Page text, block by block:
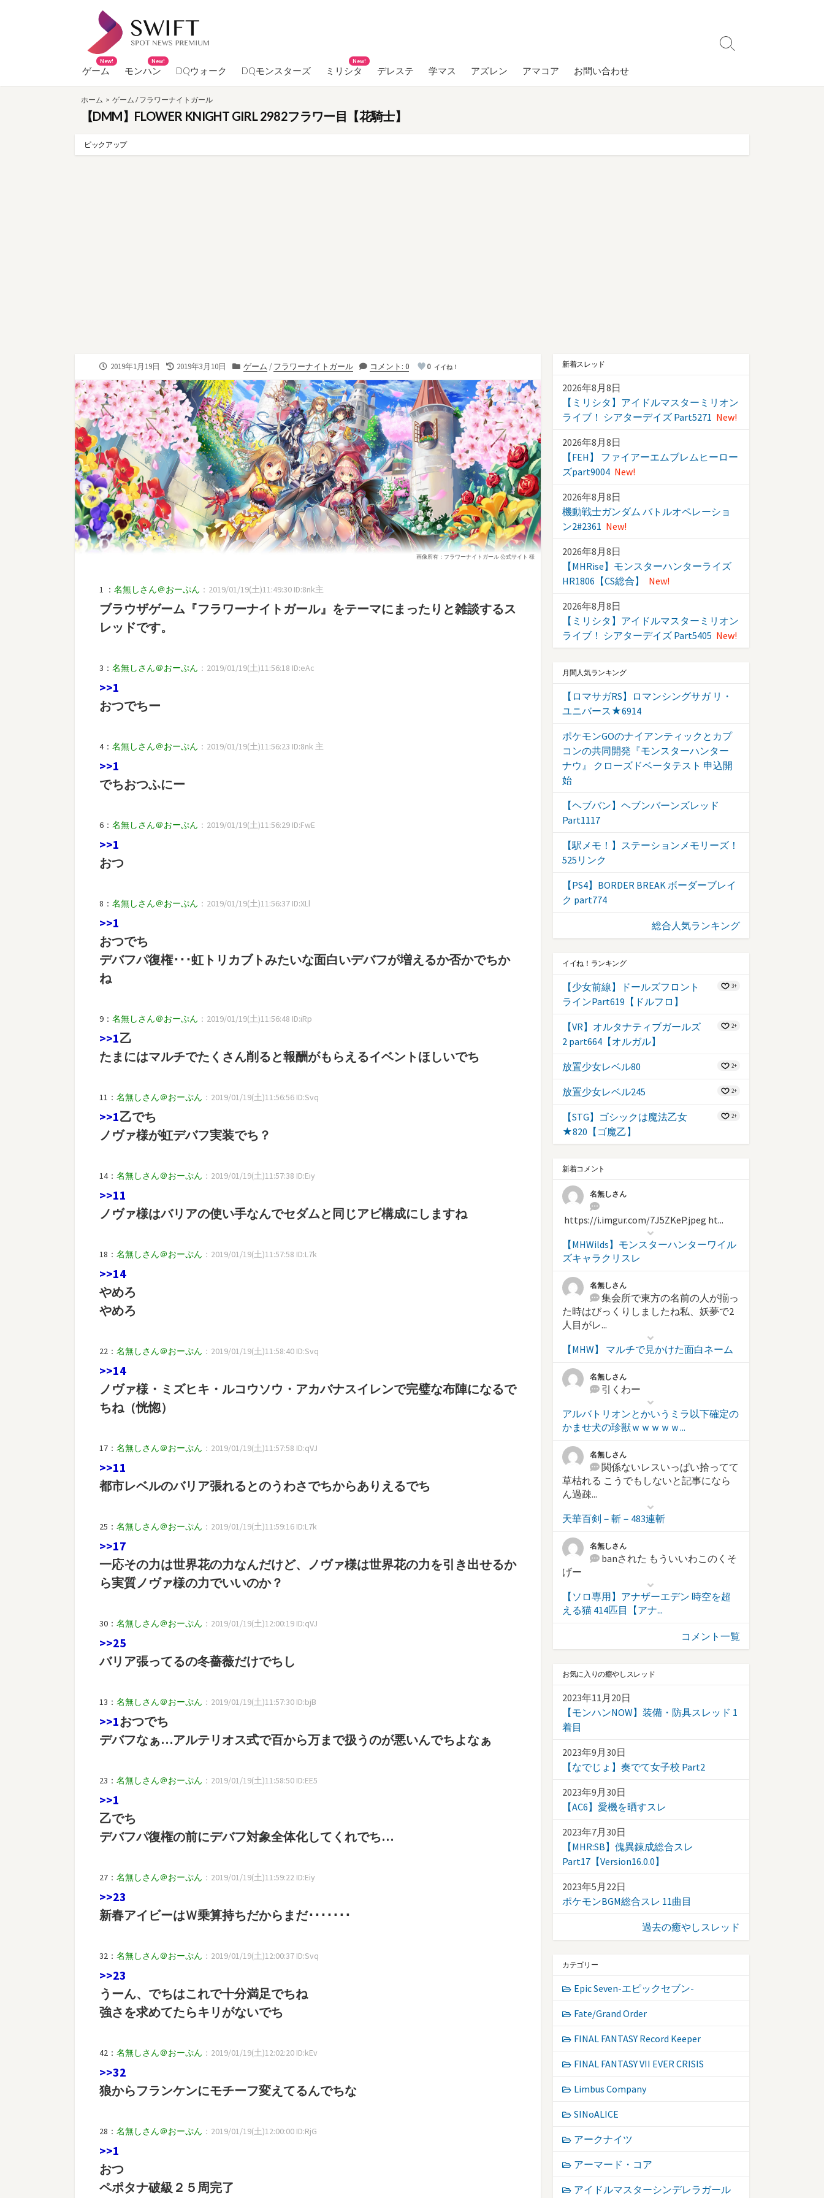
へ
ゲーム
New!
モンハン
New!
DQウォーク DQモンスターズ ミリシタ
New!
デレステ 学マス アズレン アマコア お問い合わせ
検
り
ホーム > ゲーム /フラワーナイトガール
【DMM】FLOWER KNIGHT GIRL 2982フラワー目【花騎士】
ピックアップ
公
日
2019年1月19日
最
更
新
日
2019年3月10日
カ
ゴ
リ
ー
ゲーム /フラワーナイトガール コメント: 0 0 イイね！
画像所有：フラワーナイトガール 公式サイト 様
1 ： 名無しさん＠おーぷん ：2019/01/19(土)11:49:30 ID:8nk主
ブラウザゲーム『フラワーナイトガール』をテーマにまったりと雑談するス
レッドです。
3： 名無しさん＠おーぷん ：2019/01/19(土)11:56:18 ID:eAc
>>1
おつでちー
4： 名無しさん＠おーぷん ：2019/01/19(土)11:56:23 ID:8nk 主
>>1
でちおつふにー
6： 名無しさん＠おーぷん ：2019/01/19(土)11:56:29 ID:FwE
>>1
おつ
8： 名無しさん＠おーぷん ：2019/01/19(土)11:56:37 ID:XLl
>>1
おつでち
デバフパ復権･･･虹トリカブトみたいな面白いデバフが増えるか否かでちか
ね
9： 名無しさん＠おーぷん ：2019/01/19(土)11:56:48 ID:iRp
>>1乙
たまにはマルチでたくさん削ると報酬がもらえるイベントほしいでち
11： 名無しさん＠おーぷん ：2019/01/19(土)11:56:56 ID:Svq
>>1乙でち
ノヴァ様が虹デバフ実装でち？
14： 名無しさん＠おーぷん ：2019/01/19(土)11:57:38 ID:Eiy
>>11
ノヴァ様はバリアの使い手なんでセダムと同じアビ構成にしますね
18： 名無しさん＠おーぷん ：2019/01/19(土)11:57:58 ID:L7k
>>14
やめろ
やめろ
22： 名無しさん＠おーぷん ：2019/01/19(土)11:58:40 ID:Svq
>>14
ノヴァ様・ミズヒキ・ルコウソウ・アカバナスイレンで完璧な布陣になるで
ちね（恍惚）
17： 名無しさん＠おーぷん ：2019/01/19(土)11:57:58 ID:qVJ
>>11
都市レベルのバリア張れるとのうわさでちからありえるでち
25： 名無しさん＠おーぷん ：2019/01/19(土)11:59:16 ID:L7k
>>17
一応その力は世界花の力なんだけど、ノヴァ様は世界花の力を引き出せるか
ら実質ノヴァ様の力でいいのか？
30： 名無しさん＠おーぷん ：2019/01/19(土)12:00:19 ID:qVJ
>>25
バリア張ってるの冬薔薇だけでちし
13： 名無しさん＠おーぷん ：2019/01/19(土)11:57:30 ID:bjB
>>1おつでち
デバフなぁ…アルテリオス式で百から万まで扱うのが悪いんでちよなぁ
23： 名無しさん＠おーぷん ：2019/01/19(土)11:58:50 ID:EE5
>>1
乙でち
デバフパ復権の前にデバフ対象全体化してくれでち…
27： 名無しさん＠おーぷん ：2019/01/19(土)11:59:22 ID:Eiy
>>23
新春アイビーはＷ乗算持ちだからまだ･･･････
32： 名無しさん＠おーぷん ：2019/01/19(土)12:00:37 ID:Svq
>>23
うーん、でちはこれで十分満足でちね
強さを求めてたらキリがないでち
42： 名無しさん＠おーぷん ：2019/01/19(土)12:02:20 ID:kEv
>>32
狼からフランケンにモチーフ変えてるんでちな
28： 名無しさん＠おーぷん ：2019/01/19(土)12:00:00 ID:RjG
>>1
おつ
ペポタナ破級２５周完了
新着スレッド
2026年8月8日
【ミリシタ】アイドルマスターミリオン
ライブ！ シアターデイズ Part5271 New!
2026年8月8日
【FEH】 ファイアーエムブレムヒーロー
ズpart9004 New!
2026年8月8日
機動戦士ガンダム バトルオペレーショ
ン2#2361 New!
2026年8月8日
【MHRise】モンスターハンターライズ
HR1806【CS総合】
New!
2026年8月8日
【ミリシタ】アイドルマスターミリオン
ライブ！ シアターデイズ Part5405 New!
月間人気ランキング
【ロマサガRS】ロマンシングサガ リ・
ユニバース★6914
ポケモンGOのナイアンティックとカプ
コンの共同開発『モンスターハンター
ナウ』 クローズドベータテスト 申込開
始
【ヘブバン】ヘブンバーンズレッド
Part1117
【駅メモ！】ステーションメモリーズ！
525リンク
【PS4】BORDER BREAK ボーダーブレイ
ク part774
総合人気ランキング
イイね！ランキング
【少女前線】ドールズフロント
ラインPart619【ドルフロ】
3+
【VR】オルタナティブガールズ
2 part664【オルガル】
2+
放置少女レベル80 2+
放置少女レベル245 2+
【STG】ゴシックは魔法乙女
★820【ゴ魔乙】
2+
新着コメント
名無しさん
https://i.imgur.com/7J5ZKeP.jpeg ht...
【MHWilds】モンスターハンターワイル
ズキャラクリスレ
名無しさん
集会所で東方の名前の人が揃っ
た時はびっくりしましたね私、妖夢で2
人目がレ...
【MHW】 マルチで見かけた面白ネーム
名無しさん
引くわー
アルバトリオンとかいうミラ以下確定の
かませ犬の珍獣ｗｗｗｗｗ...
名無しさん
関係ないレスいっぱい拾ってて
草枯れる こうでもしないと記事になら
ん過疎...
天華百剣－斬－483連斬
名無しさん
banされた もういいわこのくそ
げー
【ソロ専用】アナザーエデン 時空を超
える猫 414匹目【アナ...
コメント一覧
お気に入りの癒やしスレッド
2023年11月20日
【モンハンNOW】装備・防具スレッド 1
着目
2023年9月30日
【なでじょ】奏でて女子校 Part2
2023年9月30日
【AC6】愛機を晒すスレ
2023年7月30日
【MHR:SB】傀異錬成総合スレ
Part17【Version16.0.0】
2023年5月22日
ポケモンBGM総合スレ 11曲目
過去の癒やしスレッド
カテゴリー
Epic Seven-エピックセブン-
Fate/Grand Order
FINAL FANTASY Record Keeper
FINAL FANTASY VII EVER CRISIS
Limbus Company
SINoALICE
アークナイツ
アーマード・コア
アイドルマスターシンデレラガール